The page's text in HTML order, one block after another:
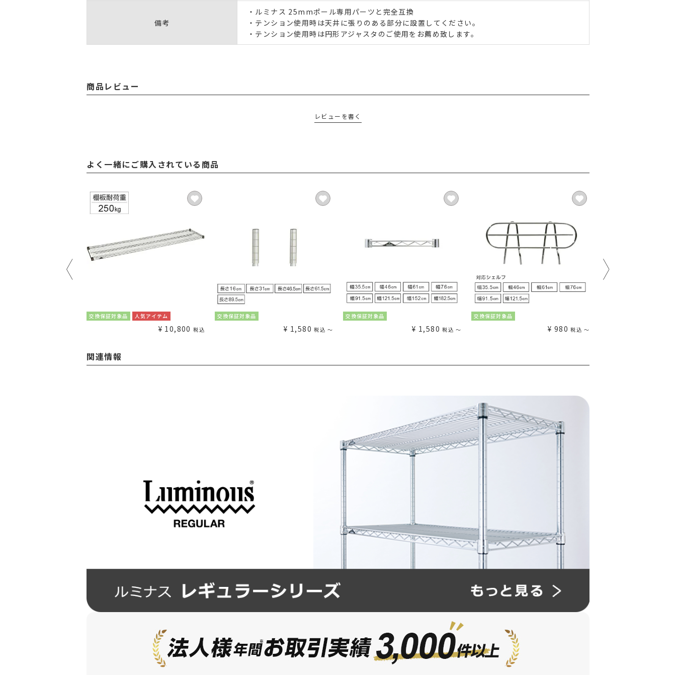
備考
・ルミナス 25mmポール専用パーツと完全互換
・テンション使用時は天井に張りのある部分に設置してください。
・テンション使用時は円形アジャスタのご使用をお薦め致します。
商品レビュー
レビューを書く
よく一緒にご購入されている商品
交換保証対象品 人気アイテム
¥ 10,800 税込
交換保証対象品
¥ 1,580 税込 〜
交換保証対象品
¥ 1,580 税込 〜
交換保証対象品
¥ 980 税込 〜
関連情報